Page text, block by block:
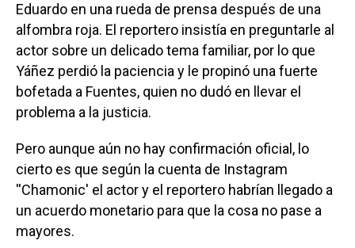
Eduardo en una rueda de prensa después de una
alfombra roja. El reportero insistía en preguntarle al
actor sobre un delicado tema familiar, por lo que
Yáñez perdió la paciencia y le propinó una fuerte
bofetada a Fuentes, quien no dudó en llevar el
problema a la justicia.
Pero aunque aún no hay confirmación oficial, lo
cierto es que según la cuenta de Instagram
''Chamonic' el actor y el reportero habrían llegado a
un acuerdo monetario para que la cosa no pase a
mayores.